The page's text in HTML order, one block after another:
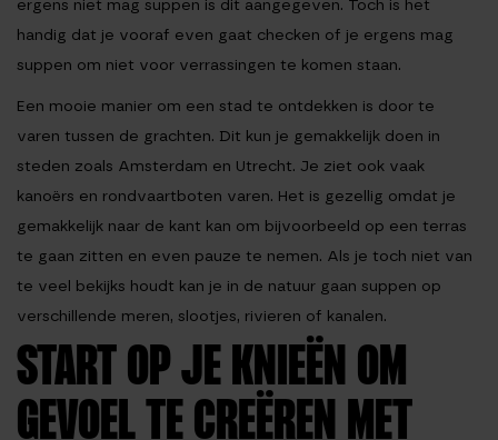
ergens niet mag suppen is dit aangegeven. Toch is het
handig dat je vooraf even gaat checken of je ergens mag
suppen om niet voor verrassingen te komen staan.
Een mooie manier om een stad te ontdekken is door te
varen tussen de grachten. Dit kun je gemakkelijk doen in
steden zoals Amsterdam en Utrecht. Je ziet ook vaak
kanoërs en rondvaartboten varen. Het is gezellig omdat je
gemakkelijk naar de kant kan om bijvoorbeeld op een terras
te gaan zitten en even pauze te nemen. Als je toch niet van
te veel bekijks houdt kan je in de natuur gaan suppen op
verschillende meren, slootjes, rivieren of kanalen.
START OP JE KNIEËN OM
GEVOEL TE CREËREN MET